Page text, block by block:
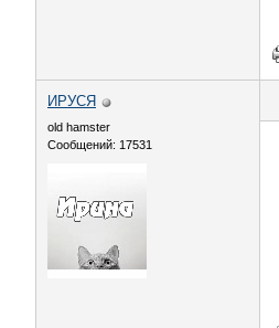
ИРУСЯ
old hamster
Сообщений: 17531